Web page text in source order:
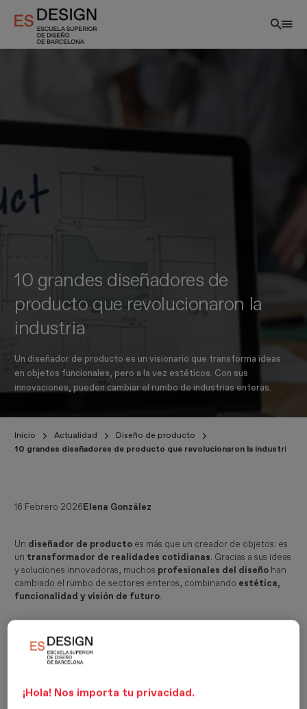
contenido
principal
10 grandes diseñadores de
producto que revolucionaron la
industria
Un diseñador de producto es un visionario que transforma ideas
en objetos funcionales, pero a la vez estéticos. Con sus
innovaciones, pueden cambiar el rumbo de industrias enteras.
Inicio Actualidad
Diseño de producto
10 grandes diseñadores de producto que revolucionaron la industria
16 Febrero 2026Elena González
Un diseñador de producto es más que un creador de objetos: es
un transformador de realidades cotidianas. Gracias a sus ideas
y soluciones innovadoras, muchos profesionales del diseño han
cambiado el rumbo de sectores enteros, combinando estética,
funcionalidad y visión de futuro.
evolución de los objetos que
hasta electrodomésticos o dispositivos electrónicos, esta
disciplina ha acompañado los
¡Hola! Nos importa tu privacidad.